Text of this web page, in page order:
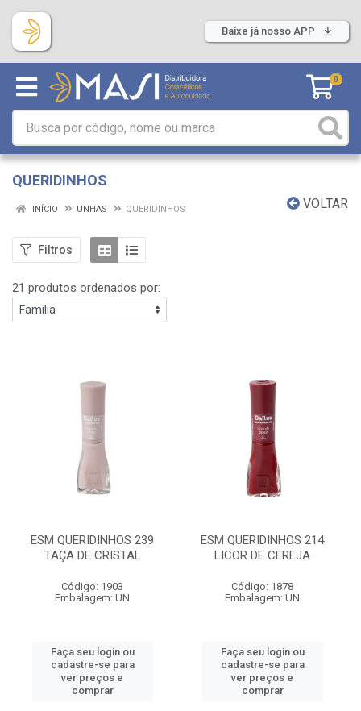
Baixe já nosso APP
0
QUERIDINHOS
VOLTAR
INÍCIO UNHAS QUERIDINHOS
Filtros
21 produtos ordenados por:
ESM QUERIDINHOS 239
TAÇA DE CRISTAL
Código: 1903
Embalagem: UN
Faça seu login ou
cadastre-se para
ver preços e
comprar
ESM QUERIDINHOS 214
LICOR DE CEREJA
Código: 1878
Embalagem: UN
Faça seu login ou
cadastre-se para
ver preços e
comprar